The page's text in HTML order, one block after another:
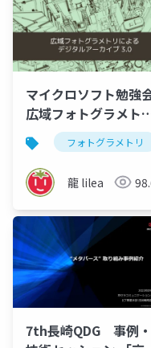
マイクロソフト勉強
広域フォトグラメト
によるデジタルアー
イブ
フォトグラメトリ
龍 lilea
7th長崎QDG 事例・